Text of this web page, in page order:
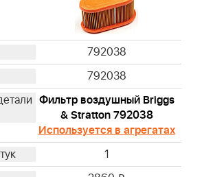
792038
792038
Фильтр воздушный Briggs
& Stratton 792038
Используется в агрегатах
1